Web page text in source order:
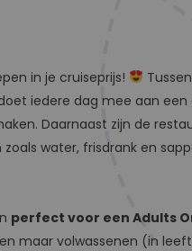
in je cruiseprijs!
iedere dag mee aan
Daarnaast zijn de
water, frisdrank en
perfect voor een Adults
maar volwassenen (in